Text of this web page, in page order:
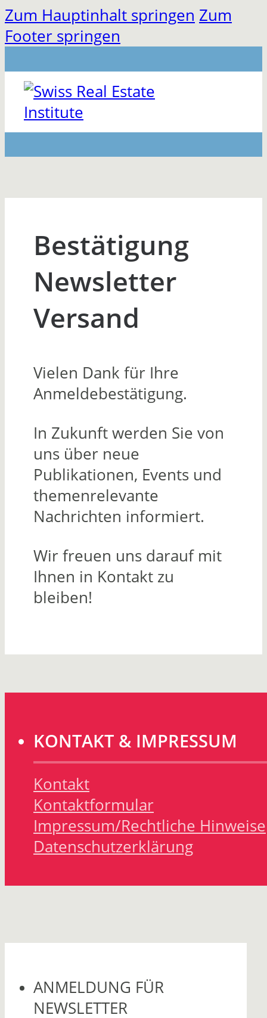
Zum Hauptinhalt springen Zum
Footer springen
Bestätigung
Newsletter
Versand
Vielen Dank für Ihre
Anmeldebestätigung.
In Zukunft werden Sie von
uns über neue
Publikationen, Events und
themenrelevante
Nachrichten informiert.
Wir freuen uns darauf mit
Ihnen in Kontakt zu
bleiben!
KONTAKT & IMPRESSUM
Kontakt
Kontaktformular
Impressum/Rechtliche Hinweise
Datenschutzerklärung
ANMELDUNG FÜR
NEWSLETTER